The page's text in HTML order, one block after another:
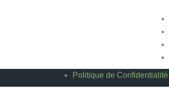
Politique de Confidentialité